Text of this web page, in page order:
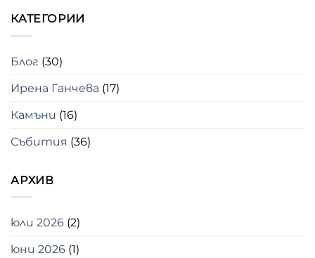
КАТЕГОРИИ
Блог (30)
Ирена Ганчева (17)
Камъни (16)
Събития (36)
АРХИВ
юли 2026 (2)
юни 2026 (1)